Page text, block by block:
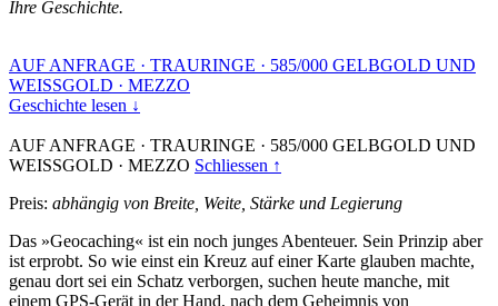
Ihre Geschichte.
AUF ANFRAGE · TRAURINGE · 585/000 GELBGOLD UND
WEISSGOLD · MEZZO
Geschichte lesen ↓
AUF ANFRAGE · TRAURINGE · 585/000 GELBGOLD UND
WEISSGOLD · MEZZO Schliessen ↑
Preis: abhängig von Breite, Weite, Stärke und Legierung
Das »Geocaching« ist ein noch junges Abenteuer. Sein Prinzip aber
ist erprobt. So wie einst ein Kreuz auf einer Karte glauben machte,
genau dort sei ein Schatz verborgen, suchen heute manche, mit
einem GPS-Gerät in der Hand, nach dem Geheimnis von